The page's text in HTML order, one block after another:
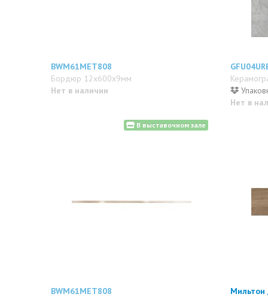
BWM61MET808
Бордюр 12x600x9мм
Нет в наличии
Нет в
В выставочном зале
BWM61MET808
Мильтон